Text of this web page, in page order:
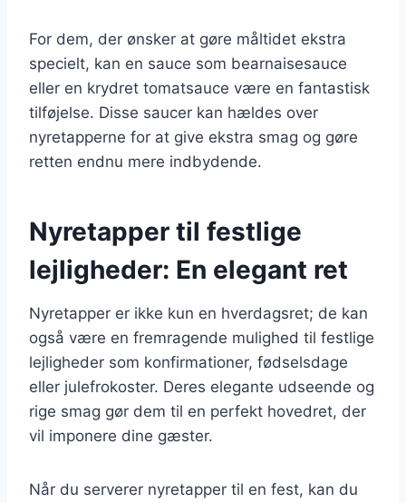
For dem, der ønsker at gøre måltidet ekstra
specielt, kan en sauce som bearnaisesauce
eller en krydret tomatsauce være en fantastisk
tilføjelse. Disse saucer kan hældes over
nyretapperne for at give ekstra smag og gøre
retten endnu mere indbydende.
Nyretapper til festlige
lejligheder: En elegant ret
Nyretapper er ikke kun en hverdagsret; de kan
også være en fremragende mulighed til festlige
lejligheder som konfirmationer, fødselsdage
eller julefrokoster. Deres elegante udseende og
rige smag gør dem til en perfekt hovedret, der
vil imponere dine gæster.
Når du serverer nyretapper til en fest, kan du